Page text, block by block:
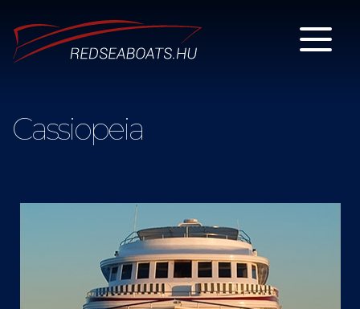
Cassiopeia